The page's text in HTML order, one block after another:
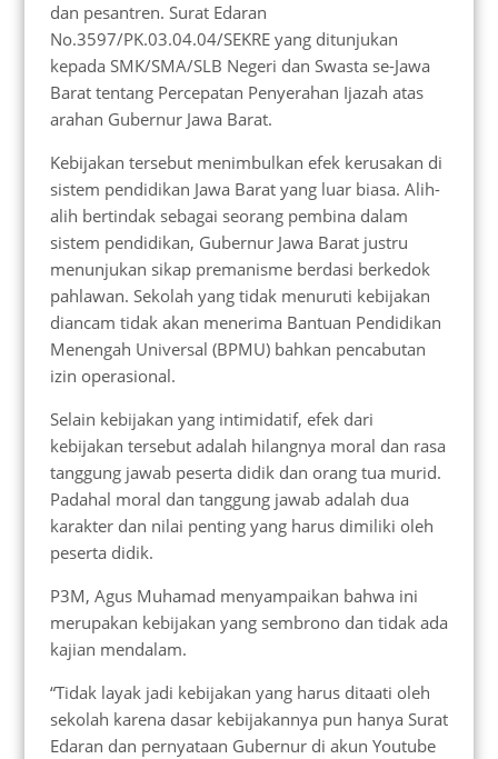
dan pesantren. Surat Edaran
No.3597/PK.03.04.04/SEKRE yang ditunjukan
kepada SMK/SMA/SLB Negeri dan Swasta se-Jawa
Barat tentang Percepatan Penyerahan Ijazah atas
arahan Gubernur Jawa Barat.
Kebijakan tersebut menimbulkan efek kerusakan di
sistem pendidikan Jawa Barat yang luar biasa. Alih-
alih bertindak sebagai seorang pembina dalam
sistem pendidikan, Gubernur Jawa Barat justru
menunjukan sikap premanisme berdasi berkedok
pahlawan. Sekolah yang tidak menuruti kebijakan
diancam tidak akan menerima Bantuan Pendidikan
Menengah Universal (BPMU) bahkan pencabutan
izin operasional.
Selain kebijakan yang intimidatif, efek dari
kebijakan tersebut adalah hilangnya moral dan rasa
tanggung jawab peserta didik dan orang tua murid.
Padahal moral dan tanggung jawab adalah dua
karakter dan nilai penting yang harus dimiliki oleh
peserta didik.
P3M, Agus Muhamad menyampaikan bahwa ini
merupakan kebijakan yang sembrono dan tidak ada
kajian mendalam.
“Tidak layak jadi kebijakan yang harus ditaati oleh
sekolah karena dasar kebijakannya pun hanya Surat
Edaran dan pernyataan Gubernur di akun Youtube